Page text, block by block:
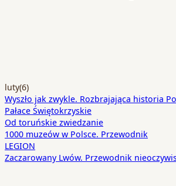
luty(6)
Wyszło jak zwykle. Rozbrajająca historia
Pałace Świętokrzyskie
Od toruńskie zwiedzanie
1000 muzeów w Polsce. Przewodnik
LEGION
Zaczarowany Lwów. Przewodnik